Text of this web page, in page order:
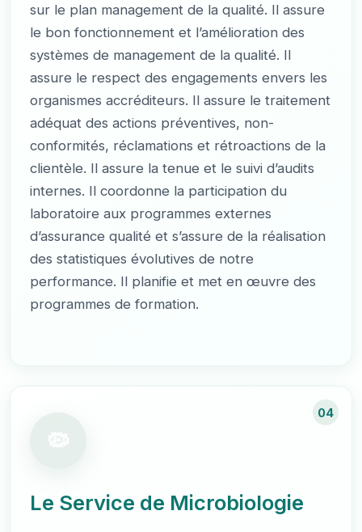
sur le plan management de la qualité. Il assure
le bon fonctionnement et l’amélioration des
systèmes de management de la qualité. Il
assure le respect des engagements envers les
organismes accréditeurs. Il assure le traitement
adéquat des actions préventives, non-
conformités, réclamations et rétroactions de la
clientèle. Il assure la tenue et le suivi d’audits
internes. Il coordonne la participation du
laboratoire aux programmes externes
d’assurance qualité et s’assure de la réalisation
des statistiques évolutives de notre
performance. Il planifie et met en œuvre des
programmes de formation.
04
Le Service de Microbiologie